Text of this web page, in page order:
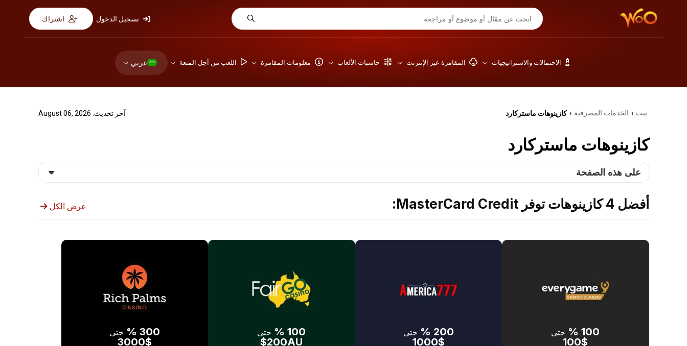
تسجيل الدخول اشتراك
الاحتمالات والاستراتيجيات المقامرة عبر الإنترنت حاسبات الألعاب معلومات المقامرة اللعب من أجل المتعة عربي
بيت › الخدمات المصرفية › كازينوهات ماستركارد آخر تحديث: August 06, 2026
كازينوهات ماستركارد
على هذه الصفحة
أفضل 4 كازينوهات توفر MasterCard Credit: عرض الكل
100 % حتى
100$
200 % حتى
1000$
100 % حتى
200AU$
300 % حتى
3000$